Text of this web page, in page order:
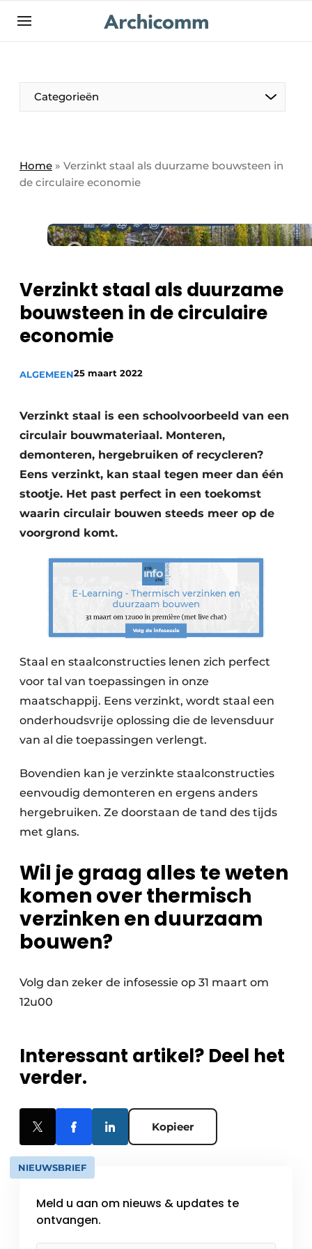
NL be-FR
Categorieën
Meet the Architect .
Home » Verzinkt staal als duurzame bouwsteen in
de circulaire economie
Verzinkt staal als duurzame
bouwsteen in de circulaire
economie
ALGEMEEN25 maart 2022
Verzinkt staal is een schoolvoorbeeld van een
circulair bouwmateriaal. Monteren,
demonteren, hergebruiken of recycleren?
Eens verzinkt, kan staal tegen meer dan één
stootje. Het past perfect in een toekomst
waarin circulair bouwen steeds meer op de
voorgrond komt.
Staal en staalconstructies lenen zich perfect
voor tal van toepassingen in onze
maatschappij. Eens verzinkt, wordt staal een
onderhoudsvrije oplossing die de levensduur
van al die toepassingen verlengt.
Bovendien kan je verzinkte staalconstructies
eenvoudig demonteren en ergens anders
hergebruiken. Ze doorstaan de tand des tijds
met glans.
Wil je graag alles te weten
komen over thermisch
verzinken en duurzaam
bouwen?
Volg dan zeker de infosessie op 31 maart om
12u00
Interessant artikel? Deel het
verder.
Kopieer
NIEUWSBRIEF
Meld u aan om nieuws & updates te
ontvangen.